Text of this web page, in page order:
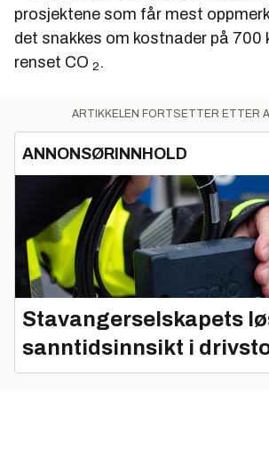
prosjektene som får mest
det snakkes om kostnader på 700
renset CO 2 .
ARTIKKELEN FORTSETTER ETTER
ANNONSØRINNHOLD
Stavangerselskapets
sanntidsinnsikt i